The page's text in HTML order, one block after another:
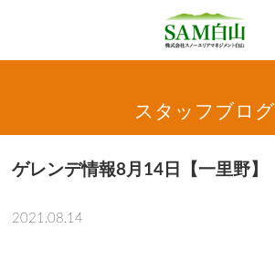
スタッフブログ
ゲレンデ情報8月14日【一里野】
2021.08.14